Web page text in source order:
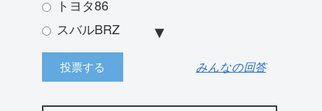
トヨタ86
スバルBRZ
JZX100 マークⅡ
三菱ランサーエボリューション
みんなの回答